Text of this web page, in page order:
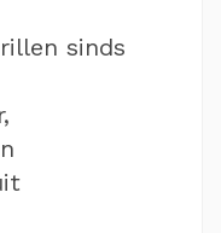
sinds